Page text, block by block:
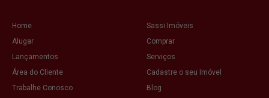
Home
Sassi Imóveis
Alugar
Comprar
Lançamentos
Serviços
Área do Cliente
Cadastre o seu Imóvel
Trabalhe Conosco
Blog